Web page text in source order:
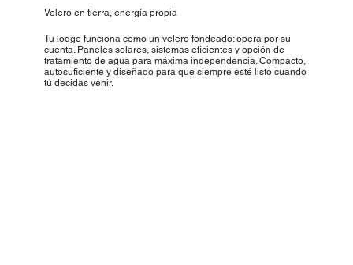
Velero en tierra, energía propia
Tu lodge funciona como un velero fondeado: opera por su
cuenta. Paneles solares, sistemas eficientes y opción de
tratamiento de agua para máxima independencia. Compacto,
autosuficiente y diseñado para que siempre esté listo cuando
tú decidas venir.